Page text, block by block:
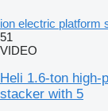
ion electric platform
51
VIDEO
Heli 1.6-ton high-
stacker with 5